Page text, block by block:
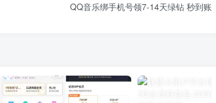
QQ音乐绑手机号领7-14天绿钻 秒到账